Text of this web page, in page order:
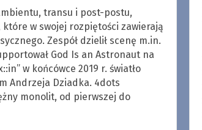
transu i post-postu,
w swojej rozpiętości zawierają
Zespół dzielił scenę m.in.
God Is an Astronaut na
w końcówce 2019 r. światło
Andrzeja Dziadka. 4dots
monolit, od pierwszej do